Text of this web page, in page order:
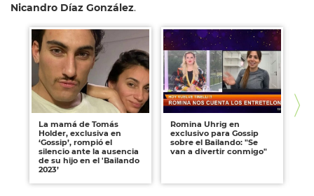
Nicandro Díaz González.
La mamá de Tomás
Holder, exclusiva en
‘Gossip’, rompió el
silencio ante la ausencia
de su hijo en el 'Bailando
2023’
Romina Uhrig en
exclusivo para Gossip
sobre el Bailando: "Se
van a divertir conmigo"